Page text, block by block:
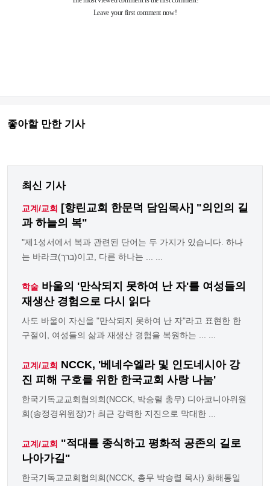
좋아할 만한 기사
최신 기사
교계/교회 [향린교회 한문덕 담임목사] "의인의 길
과 하늘의 복"
"제1성서에서 복과 관련된 단어는 두 가지가 있습니다. 하나
는 바라크(ברך)이고, 다른 하나는 ... ...
학술 바울의 '만삭되지 못하여 난 자'를 여성들의
재생산 경험으로 다시 읽다
사도 바울이 자신을 "만삭되지 못하여 난 자"라고 표현한 한
구절이, 여성들의 삶과 재생산 경험을 복원하는 ... ...
교계/교회 NCCK, '베네수엘라 및 인도네시아 강
진 피해 구호를 위한 한국교회 사랑 나눔'
한국기독교교회협의회(NCCK, 박승렬 총무) 디아코니아위원
회(송정경위원장)가 최근 강력한 지진으로 막대한 ...
교계/교회 "적대를 종식하고 평화적 공존의 길로
나아가길"
한국기독교교회협의회(NCCK, 총무 박승렬 목사) 화해통일